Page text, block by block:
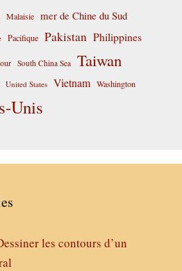
Malaisie mer de Chine du Sud
Pacifique Pakistan Philippines
South China Sea Taiwan
United States Vietnam Washington
Unis
les contours d’un